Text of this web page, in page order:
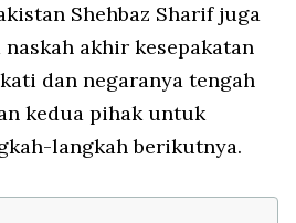
Shehbaz Sharif juga
akhir kesepakatan
dan negaranya tengah
kedua pihak untuk
langkah berikutnya.